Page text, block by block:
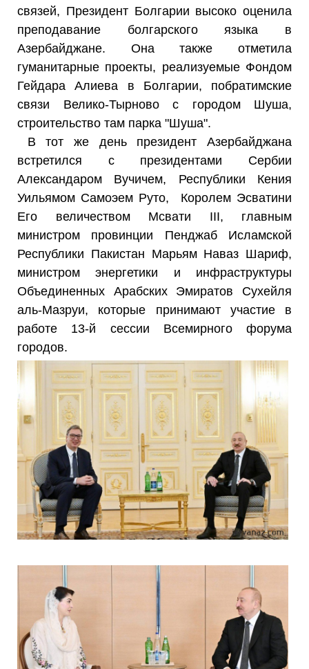
связей, Президент Болгарии высоко оценила
преподавание болгарского языка в
Азербайджане. Она также отметила
гуманитарные проекты, реализуемые Фондом
Гейдара Алиева в Болгарии, побратимские
связи Велико-Тырново с городом Шуша,
строительство там парка "Шуша".
В тот же день президент Азербайджана
встретился с президентами Сербии
Александаром Вучичем, Республики Кения
Уильямом Самоэем Руто, Королем Эсватини
Его величеством Мсвати III, главным
министром провинции Пенджаб Исламской
Республики Пакистан Марьям Наваз Шариф,
министром энергетики и инфраструктуры
Объединенных Арабских Эмиратов Сухейля
аль-Мазруи, которые принимают участие в
работе 13-й сессии Всемирного форума
городов.